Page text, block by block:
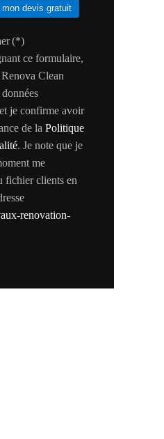
devis gratuit
(*)
ce formulaire,
Clean
je confirme avoir
de la Politique
. Je note que je
me
fichier clients en
renovation-